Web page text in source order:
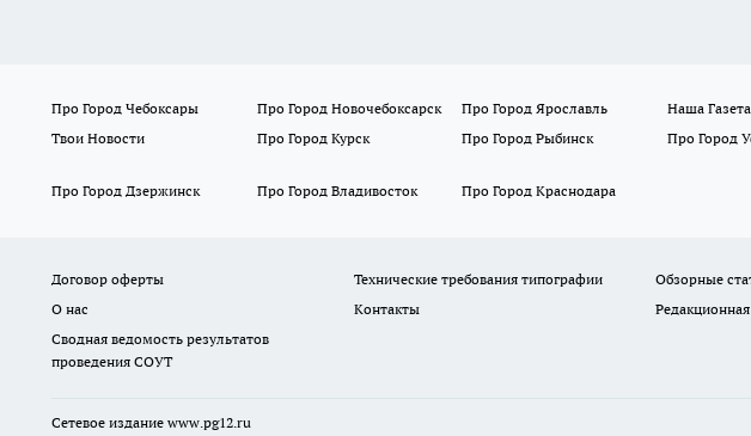
Про Город Чебоксары Про Город Новочебоксарск Про Город Ярославль Наша Газета
Твои Новости
Про Город Курск Про Город Рыбинск Про Город
Про Город Дзержинск
Про Город Владивосток Про Город Краснодара
Договор оферты Технические требования типографии
Обзорные
О нас
Контакты
Сводная ведомость результатов
проведения СОУТ
Сетевое издание www.pg12.ru